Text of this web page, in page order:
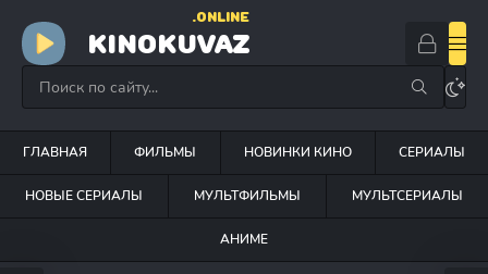
KINOKUVAZ
.ONLINE
ГЛАВНАЯ ФИЛЬМЫ НОВИНКИ КИНО СЕРИАЛЫ
НОВЫЕ СЕРИАЛЫ МУЛЬТФИЛЬМЫ МУЛЬТСЕРИАЛЫ
АНИМЕ